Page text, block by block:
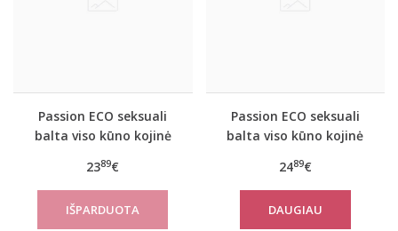
Passion ECO seksuali
balta viso kūno kojinė
2389€
Passion ECO seksuali
balta viso kūno kojinė
2489€
DAUGIAU